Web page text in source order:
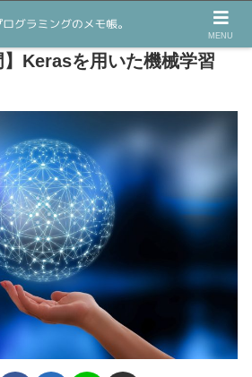
】Kerasを用いた機械学習
MENU